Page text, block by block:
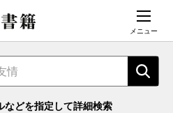
メニュー
などを指定して詳細検索